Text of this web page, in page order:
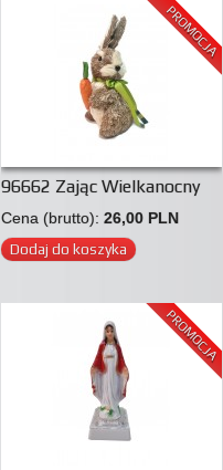
96662 Zając Wielkanocny
PROMOCJA
Cena (brutto):26,00 PLN
Dodaj do koszyka
PROMOCJA